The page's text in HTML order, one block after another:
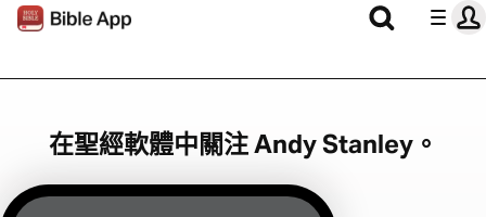
在聖經軟體中關注 Andy Stanley。